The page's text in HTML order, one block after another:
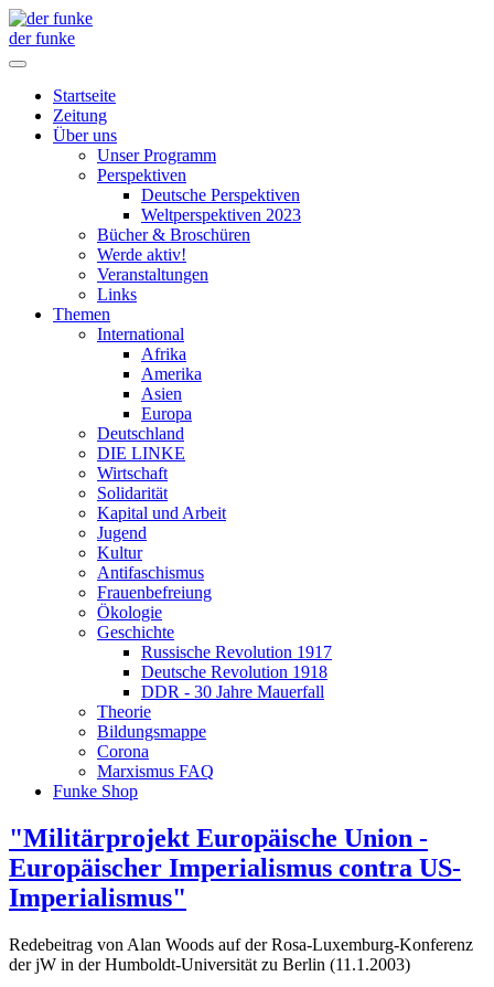
der funke
Startseite
Zeitung
Über uns
Unser Programm
Perspektiven
Deutsche Perspektiven
Weltperspektiven 2023
Bücher & Broschüren
Werde aktiv!
Veranstaltungen
Links
Themen
International
Afrika
Amerika
Asien
Europa
Deutschland
DIE LINKE
Wirtschaft
Solidarität
Kapital und Arbeit
Jugend
Kultur
Antifaschismus
Frauenbefreiung
Ökologie
Geschichte
Russische Revolution 1917
Deutsche Revolution 1918
DDR - 30 Jahre Mauerfall
Theorie
Bildungsmappe
Corona
Marxismus FAQ
Funke Shop
"Militärprojekt Europäische Union -
Europäischer Imperialismus contra US-
Imperialismus"
Redebeitrag von Alan Woods auf der Rosa-Luxemburg-Konferenz
der jW in der Humboldt-Universität zu Berlin (11.1.2003)